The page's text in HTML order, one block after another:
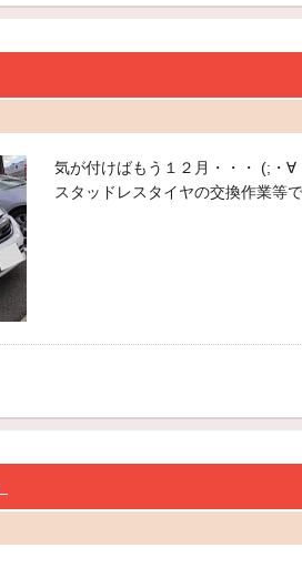
気が付けばもう１２月・・・ (;・
スタッドレスタイヤの交換作業等